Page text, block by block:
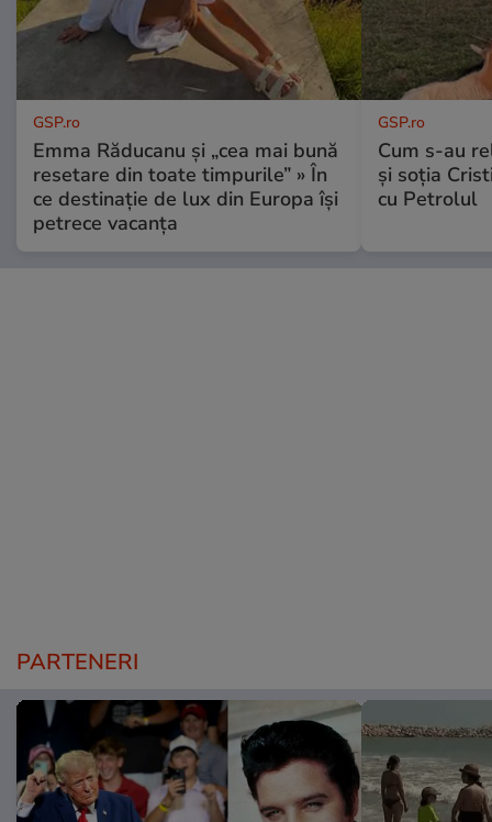
GSP.ro
Emma Răducanu și „cea mai bună
resetare din toate timpurile” » În
ce destinație de lux din Europa își
petrece vacanța
GSP.ro
Cum s-au
și soția
cu Petrolul
PARTENERI